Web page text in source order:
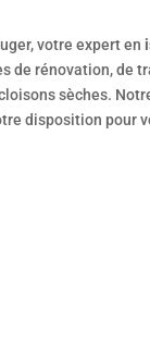
votre expert en
de rénovation, de
sèches.
disposition pour